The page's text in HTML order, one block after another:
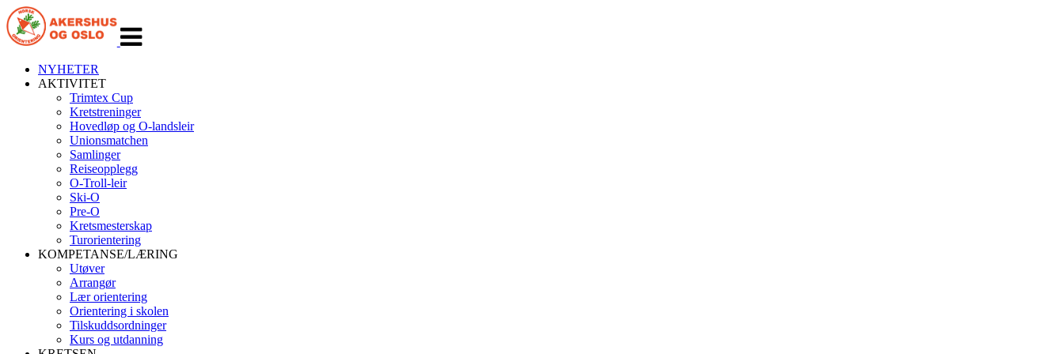
navigasjon
NYHETER
AKTIVITET
Trimtex Cup
Kretstreninger
Hovedløp og O-landsleir
Unionsmatchen
Samlinger
Reiseopplegg
O-Troll-leir
Ski-O
Pre-O
Kretsmesterskap
Turorientering
KOMPETANSE/LÆRING
Utøver
Arrangør
Lær orientering
Orientering i skolen
Tilskuddsordninger
Kurs og utdanning